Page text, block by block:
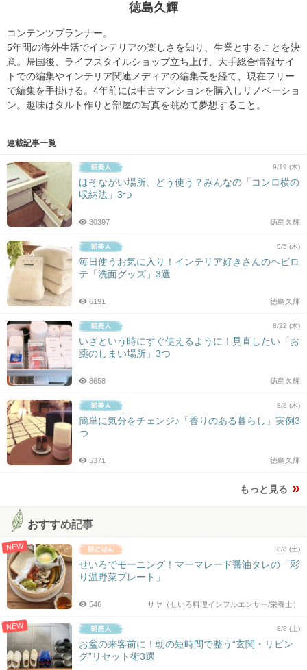
徳島久輝
コンテンツプランナー。
5年間の海外生活でインテリアの楽しさを知り、 生業とすることを決
意。帰国後、 ライフスタイルショップ立ち上げ、 大手総合情報サイ
トでの編集やインテリア関連メディアの編集長を経て、現在フリー
で編集を手掛ける。 4年前には中古マンションを購入しリノベーショ
ン。 趣味はタルト作りと部屋の写真を眺めて夢想すること。
連載記事一覧
9/19 (木)
ほそながい場所、どう使う？みんなの「コンロ横の
収納法」3つ
徳島久輝
30397
9/5 (木)
毎日使うお気に入り！インテリア好きさんのヘビロ
テ「洗面グッズ」3選
徳島久輝
6191
8/22 (木)
いざという時にすぐ使えるように！見直したい「お
薬のしまい場所」3つ
徳島久輝
8658
8/8 (木)
簡単に気分をチェンジ♪「香りのある暮らし」実例3
つ
徳島久輝
5371
もっと見る
おすすめ記事
NEW 8/8 (土)
せいろでモーニング！マーマレード醤油タレの「彩
り温野菜プレート」
サヤ（せいろ料理インフルエンサー/栄養士）
546
NEW 8/8 (土)
お盆の来客前に！朝の短時間で整う“玄関・リビン
グ”リセット術3選